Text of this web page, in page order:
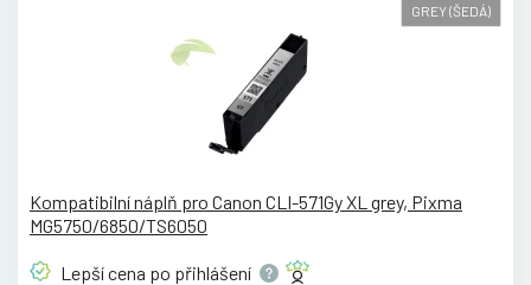
GREY (ŠEDÁ)
Kompatibilní náplň pro Canon CLI-571Gy XL grey, Pixma
MG5750/6850/TS6050
Lepší cena po přihlášení